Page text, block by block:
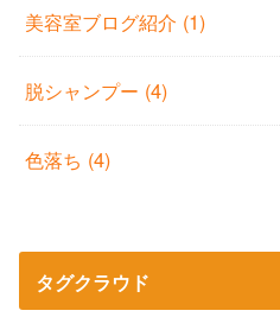
美容室ブログ紹介 (1)
脱シャンプー (4)
色落ち (4)
タグクラウド